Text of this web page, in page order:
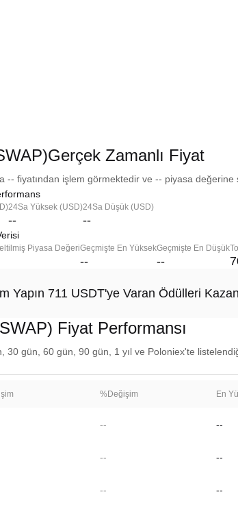
Zamanlı Fiyat
-- fiyatından işlem görmektedir ve -- piyasa değerine
24Sa Yüksek (USD)
--
24Sa Düşük (USD)
--
Piyasa DeğeriGeçmişte En Yüksek
--
Geçmişte En Düşük
--
Yapın 711 USDT'ye Varan Ödülleri
Fiyat Performansı
30 gün, 60 gün, 90 gün, 1 yıl ve Poloniex'te
%Değişim En
-- --
-- --
-- --